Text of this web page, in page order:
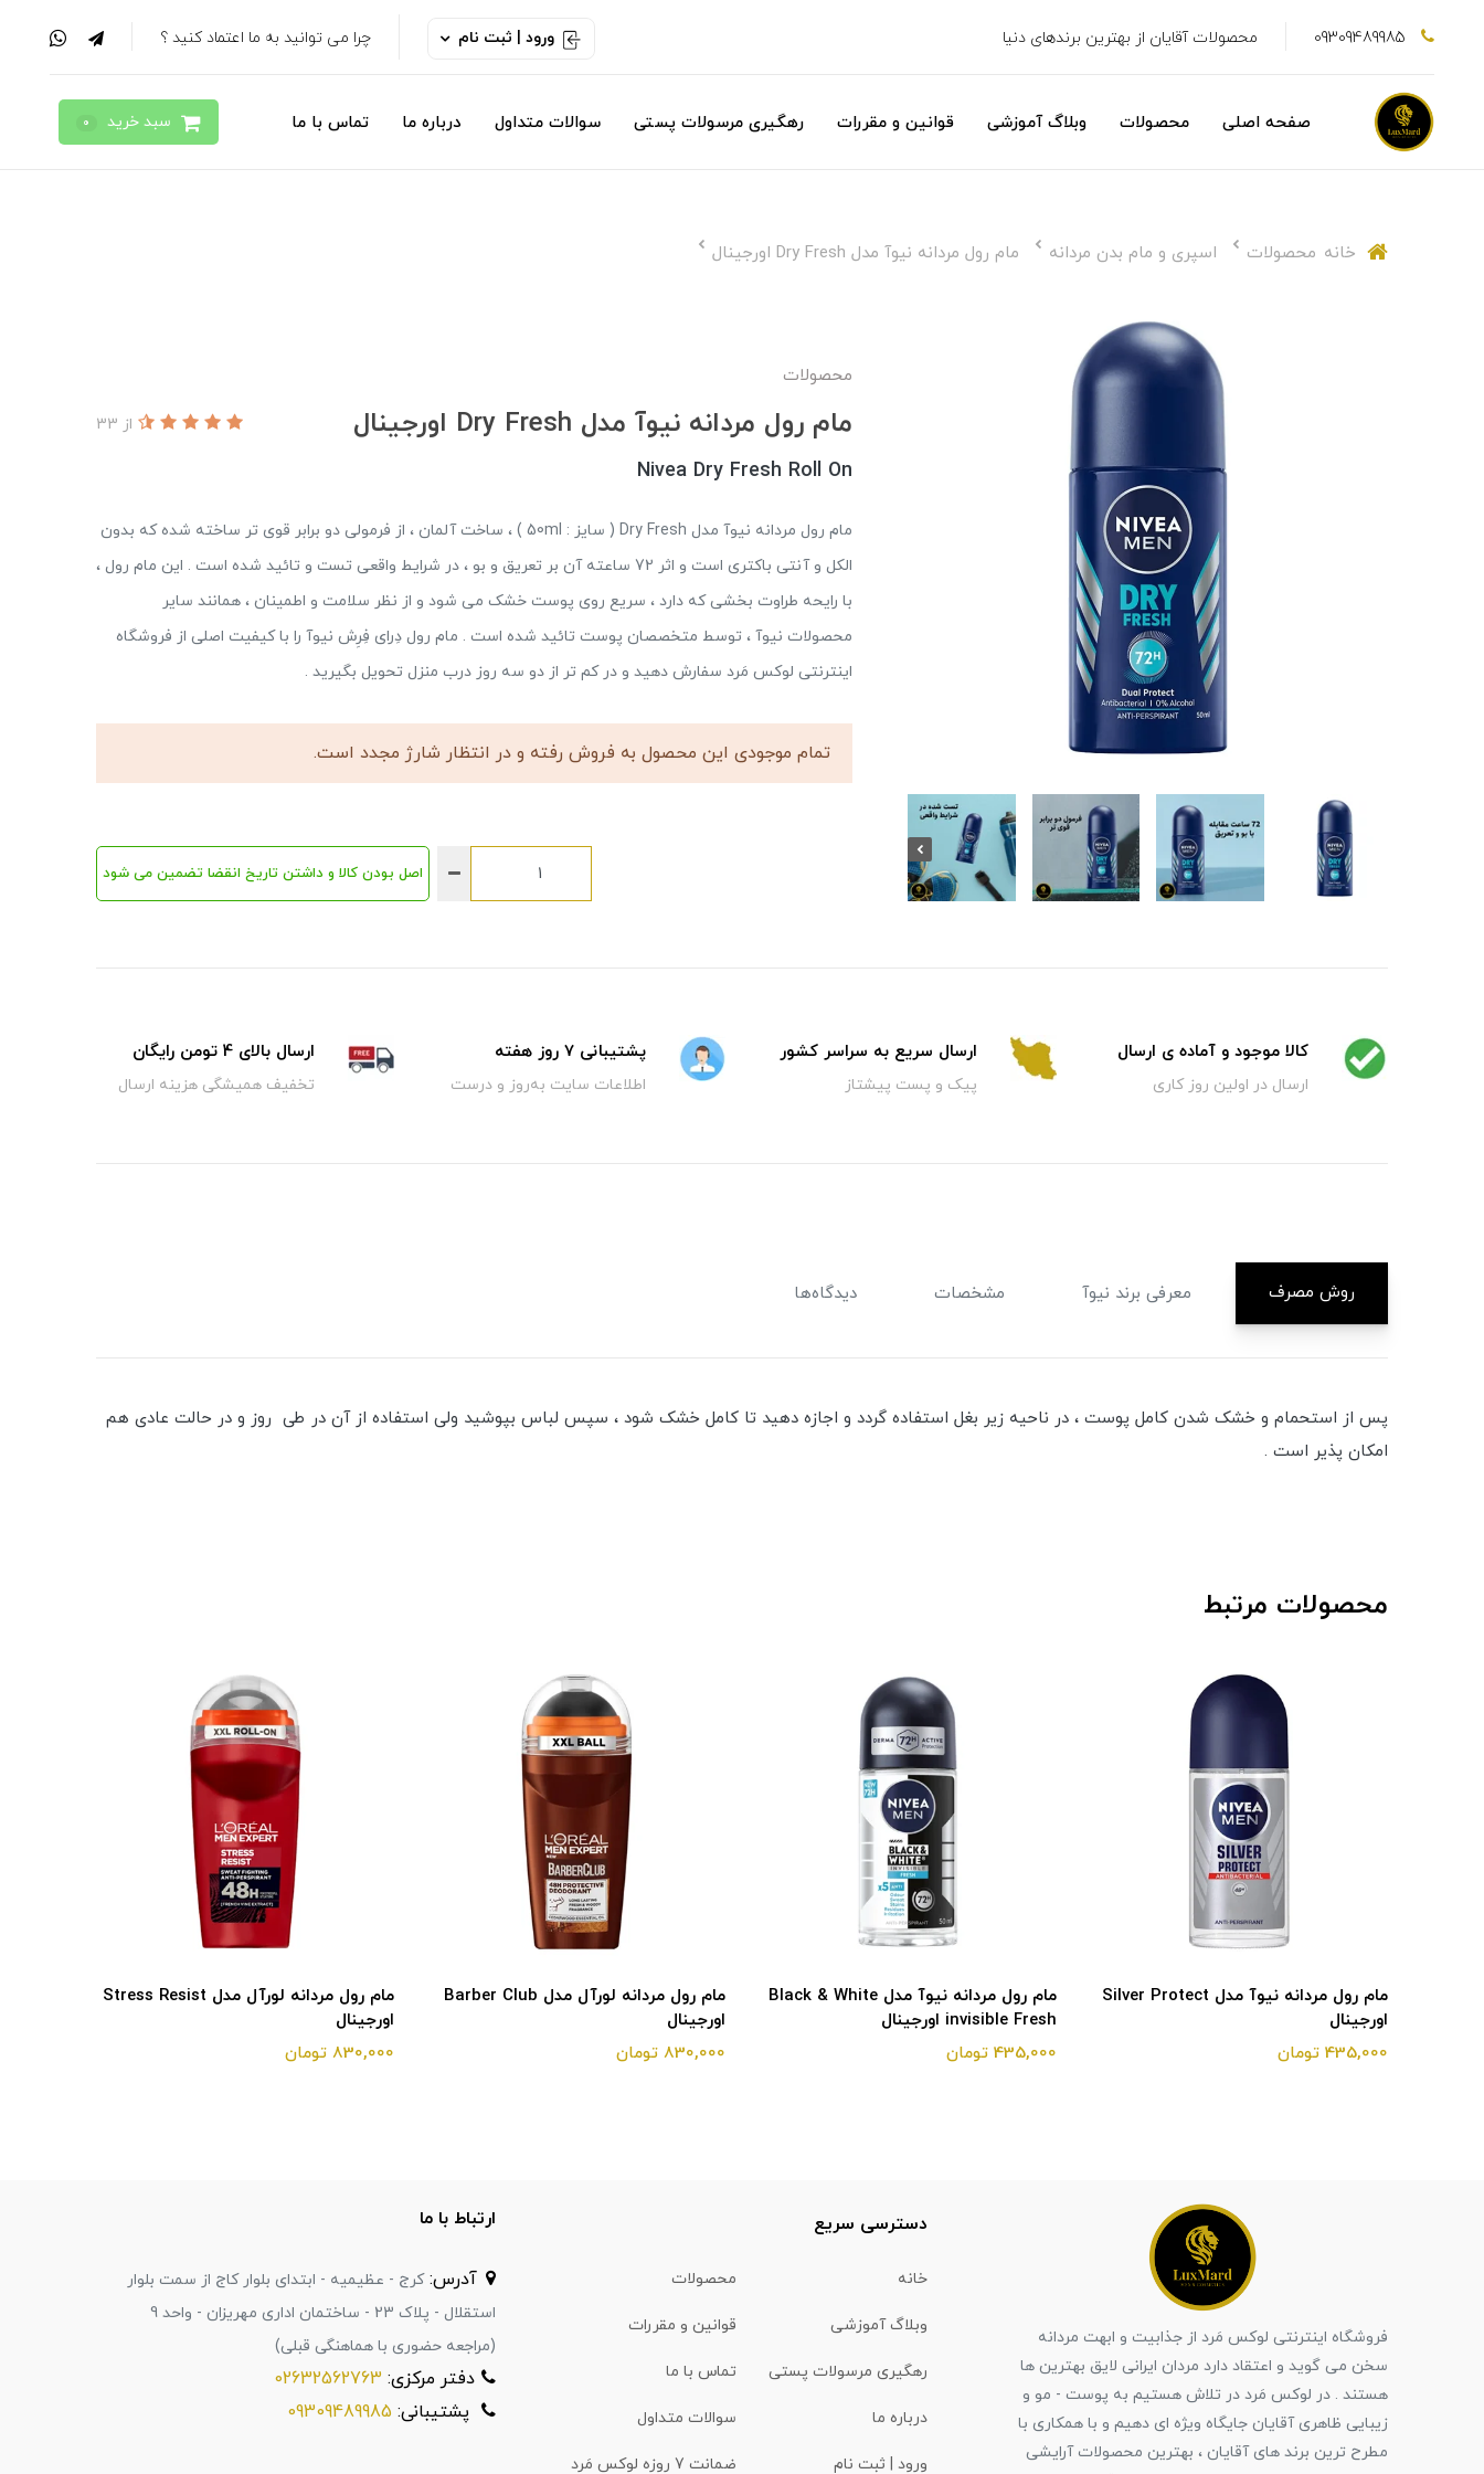
09309489985 محصولات آقایان از بهترین برندهای دنیا ورود | ثبت نام چرا می توانید به ما اعتماد کنید ؟
صفحه اصلی محصولات وبلاگ آموزشی قوانین و مقررات رهگیری مرسولات پستی سوالات متداول درباره ما تماس با ما سبد خرید 0
خانه محصولات اسپری و مام بدن مردانه مام رول مردانه نیوآ مدل Dry Fresh اورجینال
محصولات
مام رول مردانه نیوآ مدل Dry Fresh اورجینال از 33
Nivea Dry Fresh Roll On
مام رول مردانه نیوآ مدل Dry Fresh ( سایز : 50ml ) ، ساخت آلمان ، از فرمولی دو برابر قوی تر ساخته شده که بدون
الکل و آنتی باکتری است و اثر 72 ساعته آن بر تعریق و بو ، در شرایط واقعی تست و تائید شده است . این مام رول ،
با رایحه طراوت بخشی که دارد ، سریع روی پوست خشک می شود و از نظر سلامت و اطمینان ، همانند سایر
محصولات نیوآ ، توسط متخصصان پوست تائید شده است . مام رول دِرای فِرِش نیوآ را با کیفیت اصلی از فروشگاه
اینترنتی لوکس مَرد سفارش دهید و در کم تر از دو سه روز درب منزل تحویل بگیرید .
تمام موجودی این محصول به فروش رفته و در انتظار شارژ مجدد است.
اصل بودن کالا و داشتن تاریخ انقضا تضمین می شود
کالا موجود و آماده ی ارسال
ارسال در اولین روز کاری
ارسال سریع به سراسر کشور
پیک و پست پیشتاز
پشتیبانی 7 روز هفته
اطلاعات سایت به‌روز و درست
ارسال بالای 4 تومن رایگان
تخفیف همیشگی هزینه ارسال
روش مصرف معرفی برند نیوآ مشخصات دیدگاه‌ها
پس از استحمام و خشک شدن کامل پوست ، در ناحیه زیر بغل استفاده گردد و اجازه دهید تا کامل خشک شود ، سپس لباس بپوشید ولی استفاده از آن در طی روز و در حالت عادی هم
امکان پذیر است .
محصولات مرتبط
مام رول مردانه نیوآ مدل Silver Protect
اورجینال
435,000 تومان
مام رول مردانه نیوآ مدل Black & White
invisible Fresh اورجینال
435,000 تومان
مام رول مردانه لورآل مدل Barber Club
اورجینال
830,000 تومان
مام رول مردانه لورآل مدل Stress Resist
اورجینال
830,000 تومان
فروشگاه اینترنتی لوکس مَرد از جذابیت و ابهت مردانه
سخن می گوید و اعتقاد دارد مردان ایرانی لایق بهترین ها
هستند . در لوکس مَرد در تلاش هستیم به پوست - مو و
زیبایی ظاهری آقایان جایگاه ویژه ای دهیم و با همکاری با
مطرح ترین برند های آقایان ، بهترین محصولات آرایشی
دسترسی سریع
خانه محصولات
وبلاگ آموزشی قوانین و مقررات
رهگیری مرسولات پستی تماس با ما
درباره ما سوالات متداول
ورود | ثبت نام ضمانت 7 روزه لوکس مَرد
ارتباط با ما
آدرس:کرج - عظیمیه - ابتدای بلوار کاج از سمت بلوار
استقلال - پلاک 23 - ساختمان اداری مهریزان - واحد 9
(مراجعه حضوری با هماهنگی قبلی)
دفتر مرکزی: 02632562763
پشتیبانی: 09309489985